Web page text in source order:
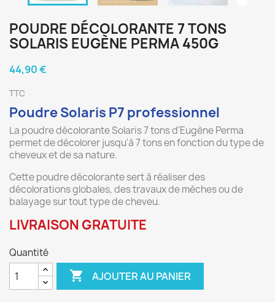
POUDRE DÉCOLORANTE 7 TONS
SOLARIS EUGÈNE PERMA 450G
44,90 €
TTC
Poudre Solaris P7 professionnel
La poudre décolorante Solaris 7 tons d'Eugène Perma
permet de décolorer jusqu'à 7 tons en fonction du type de
cheveux et de sa nature.
Cette poudre décolorante sert à réaliser des
décolorations globales, des travaux de mèches ou de
balayage sur tout type de cheveu.
LIVRAISON GRATUITE
Quantité
 AJOUTER AU PANIER